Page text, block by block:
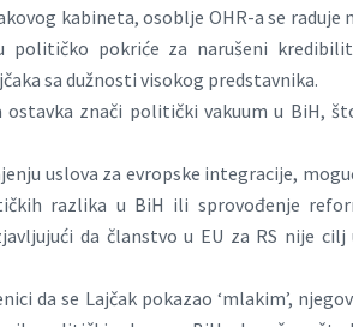
kabineta, osoblje OHR-a se
političko pokriće za narušeni
sa dužnosti visokog predstavnika.
ostavka znači politički vakuum u BiH,
uslova za evropske integracije,
razlika u BiH ili sprovođenje
da članstvo u EU za RS nije
da se Lajčak pokazao ‘mlakim’,